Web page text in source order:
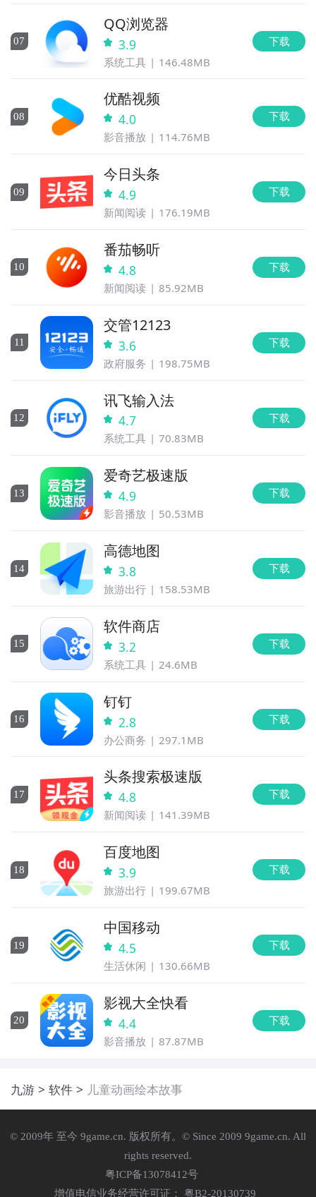
07
QQ浏览器
3.9
系统工具 146.48MB
下载
08
优酷视频
4.0
影音播放 114.76MB
下载
09
今日头条
4.9
新闻阅读 176.19MB
下载
10
番茄畅听
4.8
新闻阅读 85.92MB
下载
11
交管12123
3.6
政府服务 198.75MB
下载
12
讯飞输入法
4.7
系统工具 70.83MB
下载
13
爱奇艺极速版
4.9
影音播放 50.53MB
下载
14
高德地图
3.8
旅游出行 158.53MB
下载
15
软件商店
3.2
系统工具 24.6MB
下载
16
钉钉
2.8
办公商务 297.1MB
下载
17
头条搜索极速版
4.8
新闻阅读 141.39MB
下载
18
百度地图
3.9
旅游出行 199.67MB
下载
19
中国移动
4.5
生活休闲 130.66MB
下载
20
影视大全快看
4.4
影音播放 87.87MB
下载
九游 软件 儿童动画绘本故事
© 2009年 至今 9game.cn. 版权所有。© Since 2009 9game.cn. All
rights reserved.
粤ICP备13078412号
增值电信业务经营许可证： 粤B2-20130739